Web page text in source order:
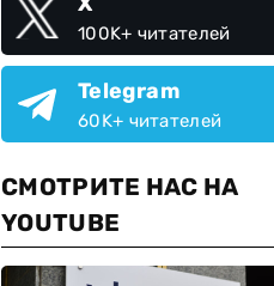
100K+ читателей
Telegram
60K+ читателей
СМОТРИТЕ НАС НА
YOUTUBE